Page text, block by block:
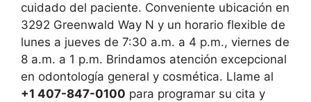
cuidado del paciente. Conveniente ubicación en
3292 Greenwald Way N y un horario flexible de
lunes a jueves de 7:30 a.m. a 4 p.m., viernes de
8 a.m. a 1 p.m. Brindamos atención excepcional
en odontología general y cosmética. Llame al
+1 407-847-0100 para programar su cita y